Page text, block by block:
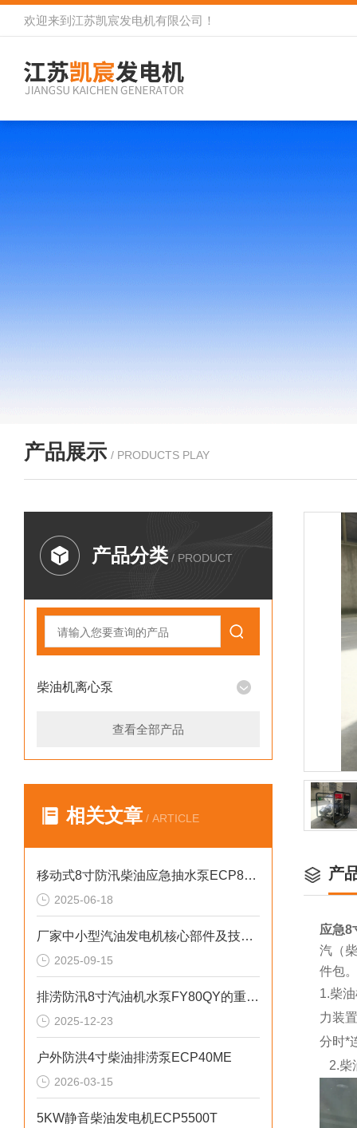
欢迎来到 江苏凯宸发电机有限公司 ！
产品展示 / PRODUCTS PLAY
产品分类 / PRODUCT
柴油机离心泵
查看全部产品
相关文章 / ARTICLE
移动式8寸防汛柴油应急抽水泵ECP80ME
2025-06-18
厂家中小型汽油发电机核心部件及技术要点
2025-09-15
排涝防汛8寸汽油机水泵FY80QY的重要性
2025-12-23
户外防洪4寸柴油排涝泵ECP40ME
2026-03-15
5KW静音柴油发电机ECP5500T
产
应急8
汽（
件包。
1.柴
力装
分时*
2.柴